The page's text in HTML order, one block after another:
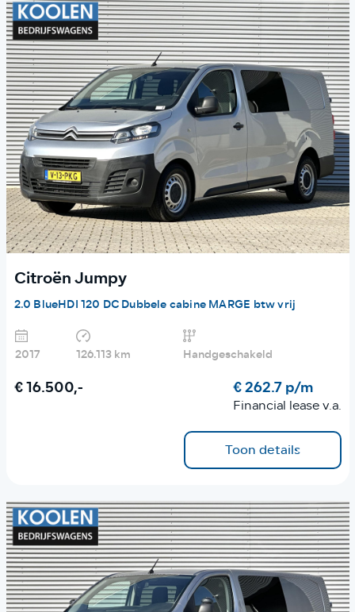
Citroën Jumpy
2.0 BlueHDI 120 DC Dubbele cabine MARGE btw vrij
2017 126.113 km Handgeschakeld
€ 16.500,- € 262.7 p/m
Financial lease v.a.
Toon details